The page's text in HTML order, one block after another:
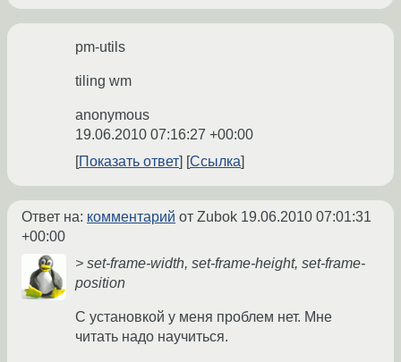
pm-utils
tiling wm
anonymous
19.06.2010 07:16:27 +00:00
Показать ответ
Ссылка
Ответ на: комментарий от Zubok 19.06.2010 07:01:31
+00:00
> set-frame-width, set-frame-height, set-frame-
position
С установкой у меня проблем нет. Мне
читать надо научиться.